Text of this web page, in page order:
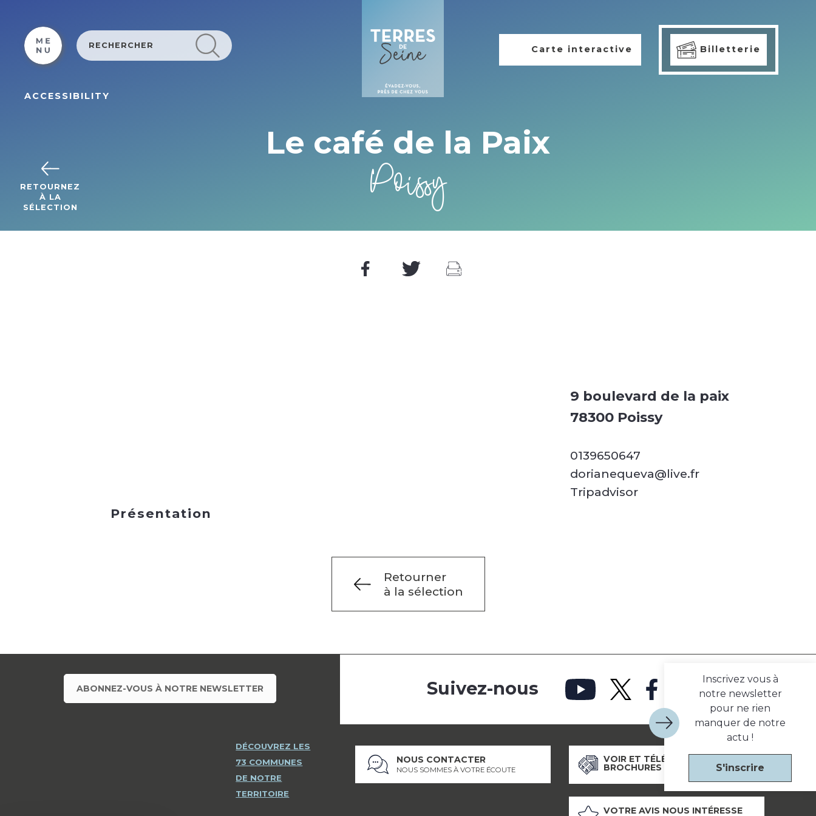
ACCESSIBILITY
Carte interactive Billetterie
RETOURNEZ
À LA
SÉLECTION
Le café de la Paix
Poissy
9 boulevard de la paix
78300 Poissy
0139650647
dorianequeva@live.fr
Tripadvisor
Présentation
Retourner
à la sélection
Inscrivez vous à
notre newsletter
pour ne rien
manquer de notre
actu !
S'inscrire
ABONNEZ-VOUS À NOTRE NEWSLETTER
DÉCOUVREZ LES
73 COMMUNES
DE NOTRE
TERRITOIRE
Suivez-nous
NOUS CONTACTER
NOUS SOMMES À VOTRE ÉCOUTE
VOIR ET TÉLÉCHARGER NOS
BROCHURES
VOTRE AVIS NOUS INTÉRESSE